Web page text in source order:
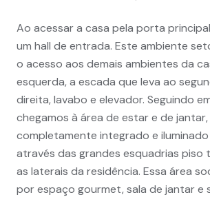
Ao acessar a casa pela porta
um hall de entrada. Este ambiente
o acesso aos demais ambientes da
esquerda, a escada que leva ao
direita, lavabo e elevador. Seguindo
chegamos à área de estar e de jantar,
completamente integrado e
através das grandes esquadrias piso
as laterais da residência. Essa área
por espaço gourmet, sala de jantar e